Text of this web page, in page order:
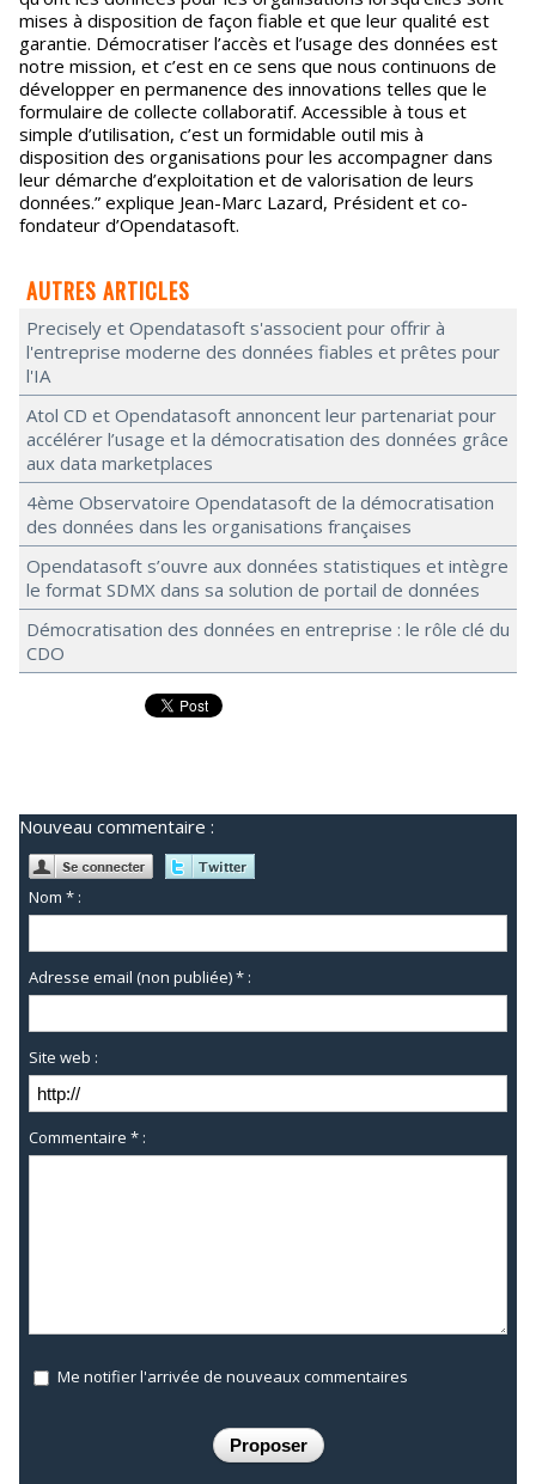
mises à disposition de façon fiable et que leur qualité est
garantie. Démocratiser l’accès et l’usage des données est
notre mission, et c’est en ce sens que nous continuons de
développer en permanence des innovations telles que le
formulaire de collecte collaboratif. Accessible à tous et
simple d’utilisation, c’est un formidable outil mis à
disposition des organisations pour les accompagner dans
leur démarche d’exploitation et de valorisation de leurs
données.” explique Jean-Marc Lazard, Président et co-
fondateur d’Opendatasoft.
AUTRES ARTICLES
Precisely et Opendatasoft s'associent pour offrir à
l'entreprise moderne des données fiables et prêtes pour
l'IA
Atol CD et Opendatasoft annoncent leur partenariat pour
accélérer l’usage et la démocratisation des données grâce
aux data marketplaces
4ème Observatoire Opendatasoft de la démocratisation
des données dans les organisations françaises
Opendatasoft s’ouvre aux données statistiques et intègre
le format SDMX dans sa solution de portail de données
Démocratisation des données en entreprise : le rôle clé du
CDO
Nouveau commentaire :
Nom * :
Adresse email (non publiée) * :
Site web :
Commentaire * :
Me notifier l'arrivée de nouveaux commentaires